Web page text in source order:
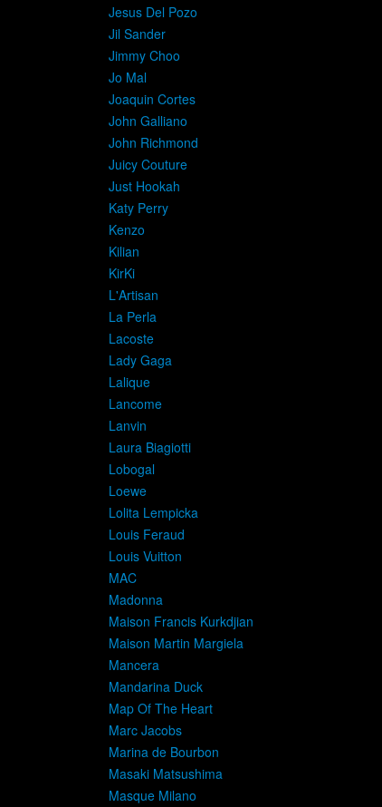
Jesus Del Pozo
Jil Sander
Jimmy Choo
Jo Mal
Joaquin Cortes
John Galliano
John Richmond
Juicy Couture
Just Hookah
Katy Perry
Kenzo
Kilian
KirKi
L'Artisan
La Perla
Lacoste
Lady Gaga
Lalique
Lancome
Lanvin
Laura Biagiotti
Lobogal
Loewe
Lolita Lempicka
Louis Feraud
Louis Vuitton
MAC
Madonna
Maison Francis Kurkdjian
Maison Martin Margiela
Mancera
Mandarina Duck
Map Of The Heart
Marc Jacobs
Marina de Bourbon
Masaki Matsushima
Masque Milano